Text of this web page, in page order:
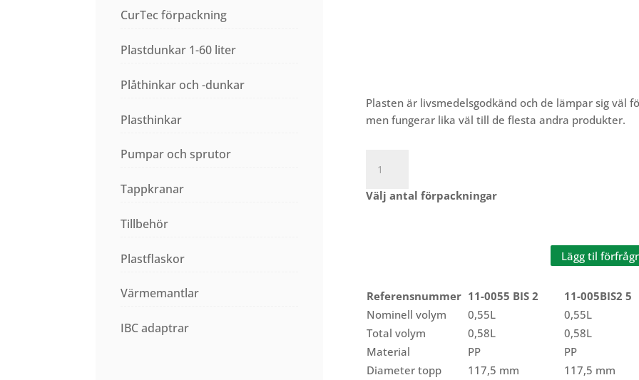
CurTec förpackning
Plastdunkar 1-60 liter
Plåthinkar och -dunkar
Plasthinkar
Pumpar och sprutor
Tappkranar
Tillbehör
Plastflaskor
Värmemantlar
IBC adaptrar
Plasten är livsmedelsgodkänd och de lämpar sig väl
men fungerar lika väl till de flesta andra produkter.
0,58L
-Välj antal förpackningar
Lägg til
Referensnummer 11-0055 BIS 2
11-005BIS2 5
Nominell volym
0,55L
0,55L
Total volym
0,58L
0,58L
Material
PP
PP
Diameter topp
117,5 mm
117,5 mm